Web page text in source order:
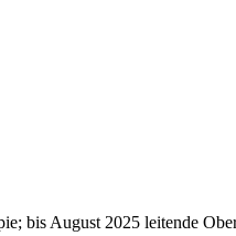
bis August 2025 leitende